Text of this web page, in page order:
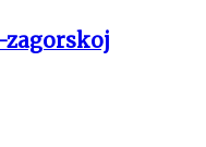
zagorskoj